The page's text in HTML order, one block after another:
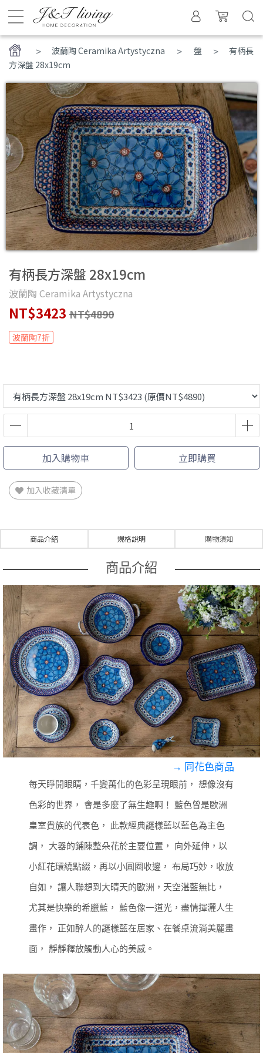
波蘭陶 Ceramika Artystyczna > 盤
有柄長
方深盤 28x19cm
有柄長方深盤 28x19cm
波蘭陶 Ceramika Artystyczna
NT$3423 NT$4890
波蘭陶7折
加入購物車 立即購買
加入收藏清單
商品介紹 規格說明 購物須知
商品介紹
→ 同花色商品
每天睜開眼睛，千變萬化的色彩呈現眼前， 想像沒有
色彩的世界， 會是多麼了無生趣啊！ 藍色曾是歐洲
皇室貴族的代表色， 此款經典謎樣藍以藍色為主色
調， 大器的鋪陳整朵花於主要位置， 向外延伸，以
小紅花環繞點綴，再以小圓圈收邊， 布局巧妙，收放
自如， 讓人聯想到大晴天的歐洲，天空湛藍無比，
尤其是快樂的希臘藍， 藍色像一道光，盡情揮灑人生
畫作， 正如醉人的謎樣藍在居家、在餐桌流淌美麗畫
面， 靜靜釋放觸動人心的美感。